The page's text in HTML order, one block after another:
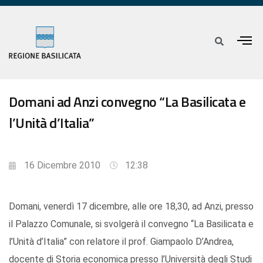
Domani ad Anzi convegno “La Basilicata e
l’Unità d’Italia”
16 Dicembre 2010 12:38
Domani, venerdì 17 dicembre, alle ore 18,30, ad Anzi, presso
il Palazzo Comunale, si svolgerà il convegno “La Basilicata e
l’Unità d’Italia” con relatore il prof. Giampaolo D’Andrea,
docente di Storia economica presso l’Università degli Studi